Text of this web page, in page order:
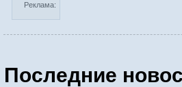
Реклама:
Последние